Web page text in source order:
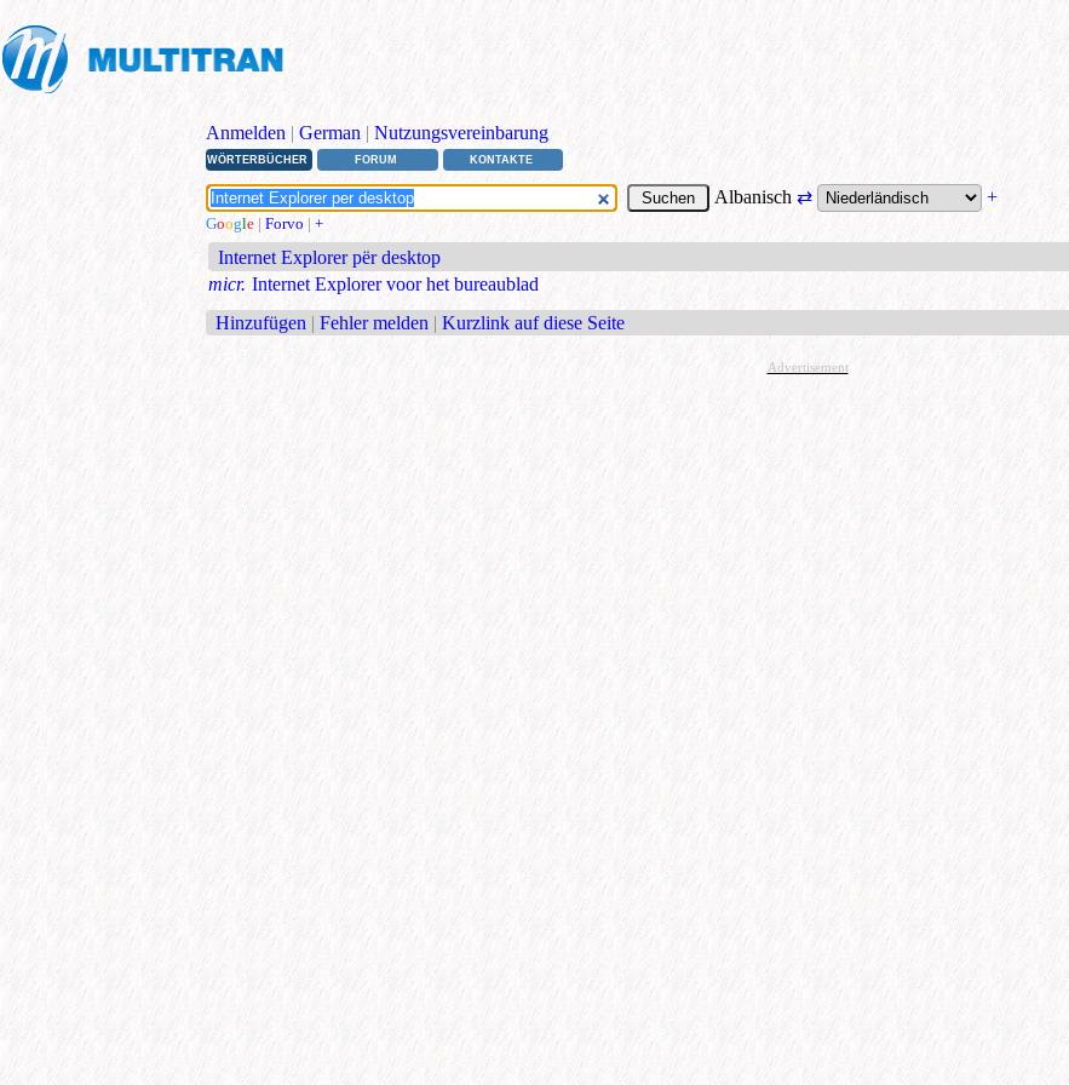
Anmelden | German | Nutzungsvereinbarung
WÖRTERBÜCHER FORUM KONTAKTE
Albanisch ⇄ +
Google | Forvo | +
Internet Explorer për desktop
micr. Internet Explorer voor het bureaublad
Hinzufügen | Fehler melden | Kurzlink auf diese Seite
Advertisement